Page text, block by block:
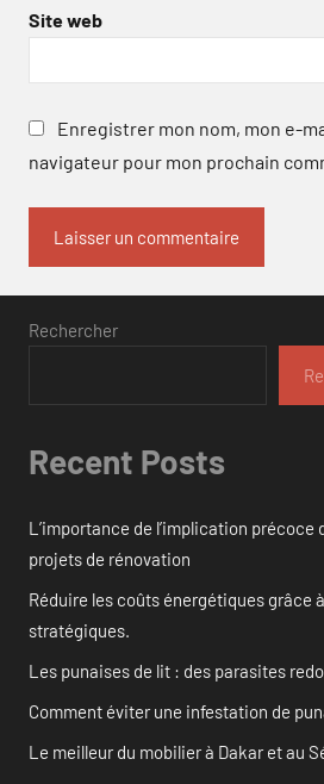
Site web
Enregistrer mon nom, mon e-
navigateur pour mon prochain
Rechercher
Recent Posts
L’importance de l’implication précoce
projets de rénovation
Réduire les coûts énergétiques grâce
stratégiques.
Les punaises de lit : des parasites
Comment éviter une infestation de
Le meilleur du mobilier à Dakar et au